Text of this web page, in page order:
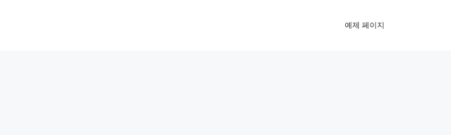
예제 페이지